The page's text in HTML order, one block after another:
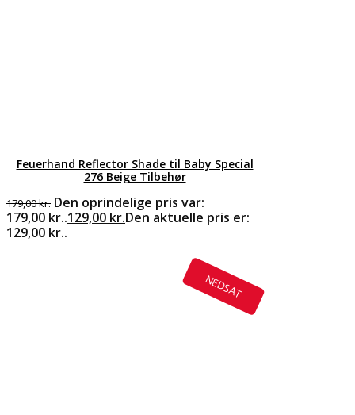
Feuerhand Reflector Shade til Baby Special
276 Beige Tilbehør
179,00kr. Den oprindelige pris var:
179,00 kr..129,00 kr.Den aktuelle pris er:
129,00 kr..
NEDSAT